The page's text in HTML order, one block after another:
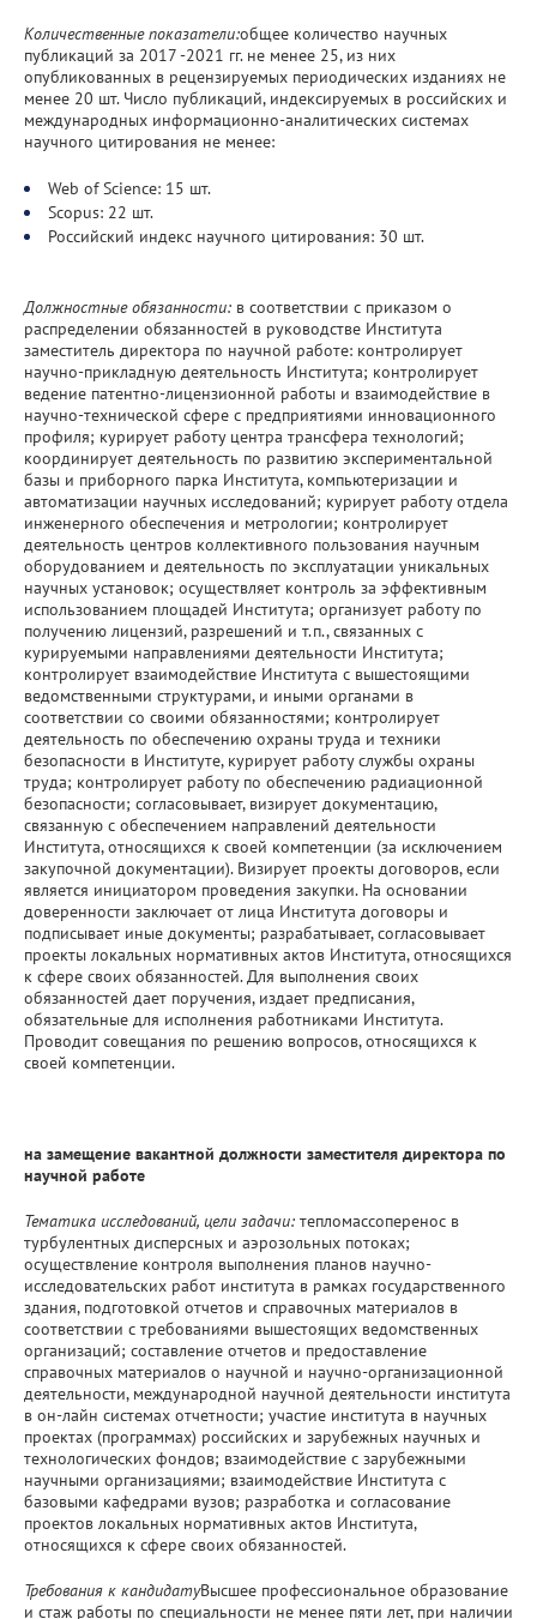
Количественные показатели:общее количество научных
публикаций за 2017 -2021 гг. не менее 25, из них
опубликованных в рецензируемых периодических изданиях не
менее 20 шт. Число публикаций, индексируемых в российских и
международных информационно-аналитических системах
научного цитирования не менее:
Web of Science: 15 шт.
Scopus: 22 шт.
Российский индекс научного цитирования: 30 шт.
Должностные обязанности: в соответствии с приказом о
распределении обязанностей в руководстве Института
заместитель директора по научной работе: контролирует
научно-прикладную деятельность Института; контролирует
ведение патентно-лицензионной работы и взаимодействие в
научно-технической сфере с предприятиями инновационного
профиля; курирует работу центра трансфера технологий;
координирует деятельность по развитию экспериментальной
базы и приборного парка Института, компьютеризации и
автоматизации научных исследований; курирует работу отдела
инженерного обеспечения и метрологии; контролирует
деятельность центров коллективного пользования научным
оборудованием и деятельность по эксплуатации уникальных
научных установок; осуществляет контроль за эффективным
использованием площадей Института; организует работу по
получению лицензий, разрешений и т.п., связанных с
курируемыми направлениями деятельности Института;
контролирует взаимодействие Института с вышестоящими
ведомственными структурами, и иными органами в
соответствии со своими обязанностями; контролирует
деятельность по обеспечению охраны труда и техники
безопасности в Институте, курирует работу службы охраны
труда; контролирует работу по обеспечению радиационной
безопасности; согласовывает, визирует документацию,
связанную с обеспечением направлений деятельности
Института, относящихся к своей компетенции (за исключением
закупочной документации). Визирует проекты договоров, если
является инициатором проведения закупки. На основании
доверенности заключает от лица Института договоры и
подписывает иные документы; разрабатывает, согласовывает
проекты локальных нормативных актов Института, относящихся
к сфере своих обязанностей. Для выполнения своих
обязанностей дает поручения, издает предписания,
обязательные для исполнения работниками Института.
Проводит совещания по решению вопросов, относящихся к
своей компетенции.
на замещение вакантной должности заместителя директора по
научной работе
Тематика исследований, цели задачи: тепломассоперенос в
турбулентных дисперсных и аэрозольных потоках;
осуществление контроля выполнения планов научно-
исследовательских работ института в рамках государственного
здания, подготовкой отчетов и справочных материалов в
соответствии с требованиями вышестоящих ведомственных
организаций; составление отчетов и предоставление
справочных материалов о научной и научно-организационной
деятельности, международной научной деятельности института
в он-лайн системах отчетности; участие института в научных
проектах (программах) российских и зарубежных научных и
технологических фондов; взаимодействие с зарубежными
научными организациями; взаимодействие Института с
базовыми кафедрами вузов; разработка и согласование
проектов локальных нормативных актов Института,
относящихся к сфере своих обязанностей.
Требования к кандидатуВысшее профессиональное образование
и стаж работы по специальности не менее пяти лет, при наличии